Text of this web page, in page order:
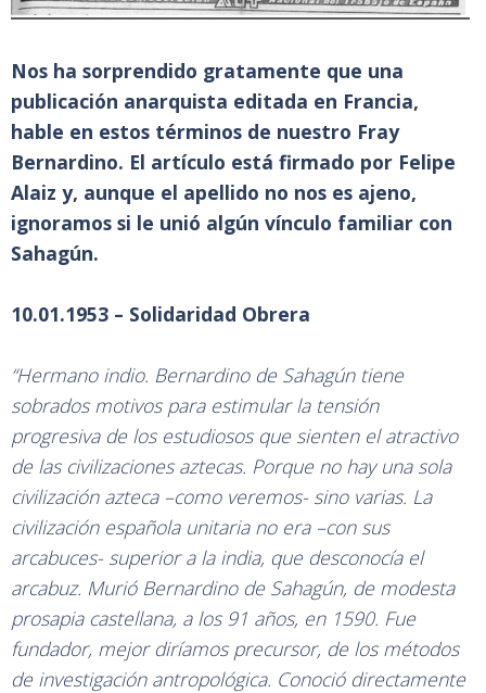
Nos ha sorprendido gratamente que una
publicación anarquista editada en Francia,
hable en estos términos de nuestro Fray
Bernardino. El artículo está firmado por Felipe
Alaiz y, aunque el apellido no nos es ajeno,
ignoramos si le unió algún vínculo familiar con
Sahagún.
10.01.1953 – Solidaridad Obrera
“Hermano indio. Bernardino de Sahagún tiene
sobrados motivos para estimular la tensión
progresiva de los estudiosos que sienten el atractivo
de las civilizaciones aztecas. Porque no hay una sola
civilización azteca –como veremos- sino varias. La
civilización española unitaria no era –con sus
arcabuces- superior a la india, que desconocía el
arcabuz. Murió Bernardino de Sahagún, de modesta
prosapia castellana, a los 91 años, en 1590. Fue
fundador, mejor diríamos precursor, de los métodos
de investigación antropológica. Conoció directamente